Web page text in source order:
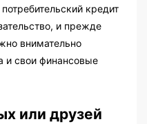
кредит
и прежде
внимательно
и свои финансовые
или друзей